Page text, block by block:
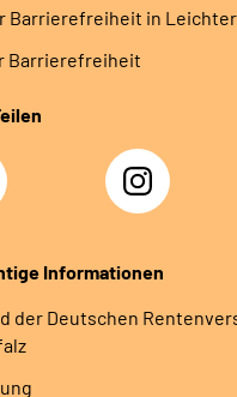
Barrierefreiheit in
Barrierefreiheit
Instagram
DRV
Nachwuchskräfte
Informationen
der Deutschen